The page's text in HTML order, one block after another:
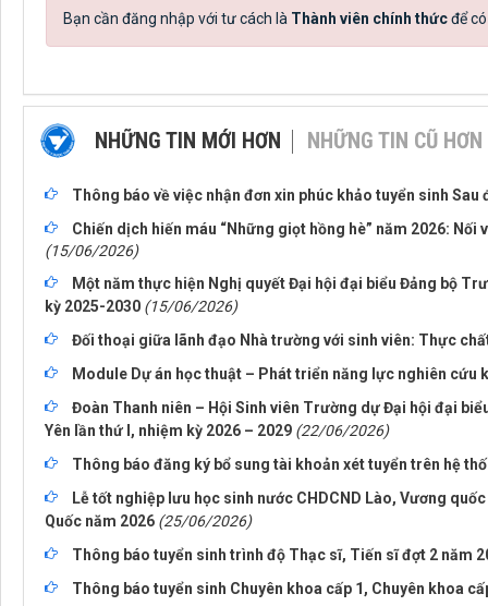
Bạn cần đăng nhập với tư cách là Thành viên chính thứcđể
NHỮNG TIN MỚI HƠN NHỮNG TIN CŨ HƠN
Thông báo về việc nhận đơn xin phúc khảo tuyển sinh Sau
Chiến dịch hiến máu “Những giọt hồng hè” năm 2026:
(15/06/2026)
Một năm thực hiện Nghị quyết Đại hội đại biểu Đảng bộ
kỳ 2025-2030 (15/06/2026)
Đối thoại giữa lãnh đạo Nhà trường với sinh viên: Thực
Module Dự án học thuật – Phát triển năng lực nghiên cứu
Đoàn Thanh niên – Hội Sinh viên Trường dự Đại hội đại
Yên lần thứ I, nhiệm kỳ 2026 – 2029 (22/06/2026)
Thông báo đăng ký bổ sung tài khoản xét tuyển trên hệ
Lễ tốt nghiệp lưu học sinh nước CHDCND Lào, Vương
Quốc năm 2026 (25/06/2026)
Thông báo tuyển sinh trình độ Thạc sĩ, Tiến sĩ đợt 2 năm
Thông báo tuyển sinh Chuyên khoa cấp 1, Chuyên khoa